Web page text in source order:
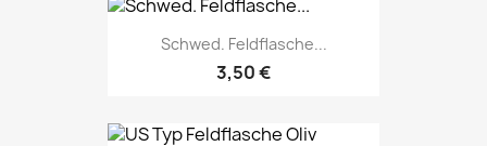
Schwed. Feldflasche...
3,50 €